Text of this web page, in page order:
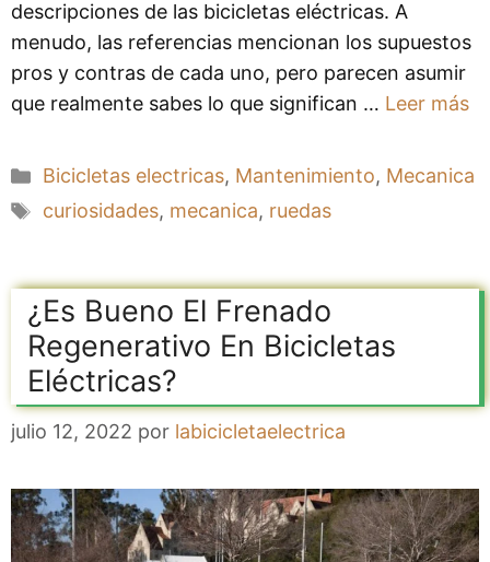
descripciones de las bicicletas eléctricas. A
menudo, las referencias mencionan los supuestos
pros y contras de cada uno, pero parecen asumir
que realmente sabes lo que significan … Leer más
Categorías
Bicicletas electricas, Mantenimiento, Mecanica
Etiquetas
curiosidades, mecanica, ruedas
¿Es Bueno El Frenado
Regenerativo En Bicicletas
Eléctricas?
julio 12, 2022 por labicicletaelectrica